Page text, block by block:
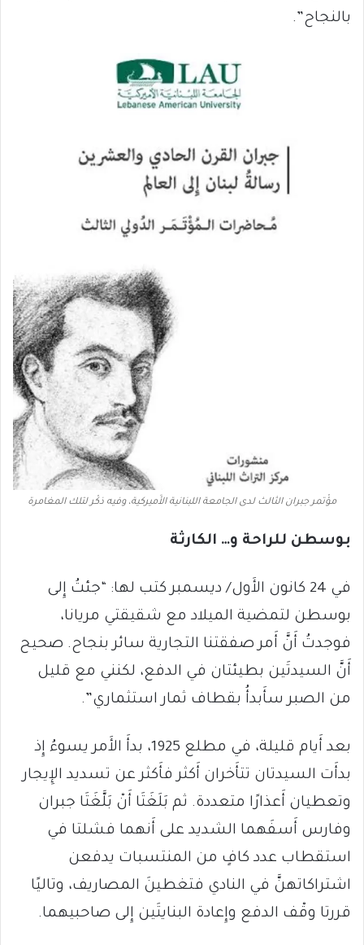
بالنجاح”.
مؤْتمر جبران الثالث لدى الجامعة اللبنانية الأَميركية، وفيه ذكْر لتلك المغامرة
بوسطن للراحة و… الكارثة
في 24 كانون الأَول/ ديسمبر كتب لها: “جئتُ إِلى
بوسطن لتمضية الميلاد مع شقيقتي مريانا،
فوجدتُ أَنَّ أَمر صفقتنا التجارية سائر بنجاح. صحيح
أَنَّ السيدتَين بطيئتان في الدفع، لكنني مع قليل
من الصبر سأَبدأُ بقطاف ثمار استثماري”.
بعد أَيام قليلة، في مطلع 1925، بدأَ الأَمر يسوءُ إِذ
بدأَت السيدتان تتأَخران أَكثر فأَكثر عن تسديد الإِيجار
وتعطيان أَعذارًا متعددة. ثم بَلَغَتَا أَنْ بَلَّغَتَا جبران
وفارس أَسفَهما الشديد على أَنهما فشلتا في
استقطاب عدد كافٍ من المنتسبات يدفعن
اشتراكاتهنَّ في النادي فتغطينَ المصاريف، وتاليًا
قررتا وقْف الدفع وإِعادة البنايتَين إِلى صاحبيهما.